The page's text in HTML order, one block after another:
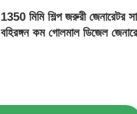
1350 মিমি শিল্প জরুরী জেনারেটর
বহিরঙ্গন কম গোলমাল ডিজেল